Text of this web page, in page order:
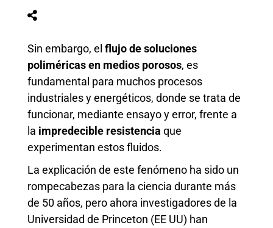
Sin embargo, el flujo de soluciones
poliméricas en medios porosos, es
fundamental para muchos procesos
industriales y energéticos, donde se trata de
funcionar, mediante ensayo y error, frente a
la impredecible resistencia que
experimentan estos fluidos.
La explicación de este fenómeno ha sido un
rompecabezas para la ciencia durante más
de 50 años, pero ahora investigadores de la
Universidad de Princeton (EE UU) han